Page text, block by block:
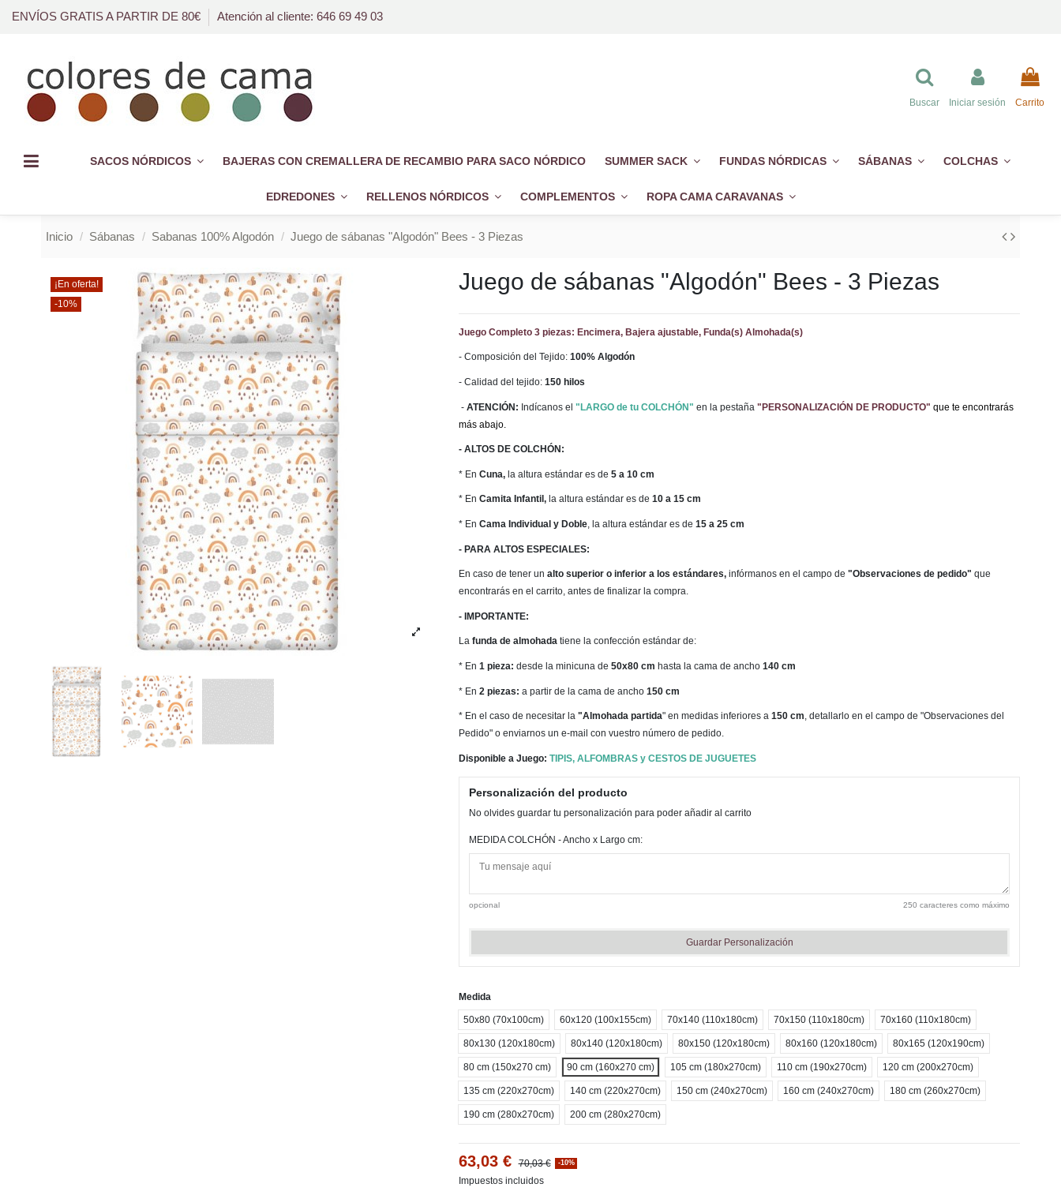
ENVÍOS GRATIS A PARTIR DE 80€ Atención al cliente: 646 69 49 03
Buscar Iniciar sesión Carrito
SACOS NÓRDICOS BAJERAS CON CREMALLERA DE RECAMBIO PARA SACO NÓRDICO SUMMER SACK FUNDAS NÓRDICAS SÁBANAS COLCHAS
EDREDONES RELLENOS NÓRDICOS COMPLEMENTOS ROPA CAMA CARAVANAS
Inicio Sábanas Sabanas 100% Algodón Juego de sábanas "Algodón" Bees - 3 Piezas
¡En oferta!
-10%
Juego de sábanas "Algodón" Bees - 3 Piezas
Juego Completo 3 piezas: Encimera, Bajera ajustable, Funda(s) Almohada(s)
- Composición del Tejido:100% Algodón
- Calidad del tejido: 150 hilos
-ATENCIÓN: Indícanos el"LARGO de tu COLCHÓN" en la pestaña"PERSONALIZACIÓN DE PRODUCTO" que te encontrarás
más abajo.
- ALTOS DE COLCHÓN:
* EnCuna,la altura estándar es de5 a 10 cm
* EnCamita Infantil, la altura estándar es de10 a 15 cm
* EnCama Individual y Doble, la altura estándar es de15 a 25 cm
- PARA ALTOS ESPECIALES:
En caso de tener unalto superior o inferior a los estándares,infórmanos en el campo de "Observaciones de pedido"que
encontrarás en el carrito, antes de finalizar la compra.
- IMPORTANTE:
Lafunda de almohada tiene la confección estándar de:
* En1 pieza: desde la minicuna de50x80 cm hasta la cama de ancho140 cm
* En2 piezas: a partir de la cama de ancho150 cm
* En el caso de necesitar la"Almohada partida" en medidas inferiores a150 cm, detallarlo en el campo de "Observaciones del
Pedido" o enviarnos un e-mail con vuestro número de pedido.
Disponible a Juego:TIPIS, ALFOMBRAS y CESTOS DE JUGUETES
Personalización del producto
No olvides guardar tu personalización para poder añadir al carrito
MEDIDA COLCHÓN - Ancho x Largo cm:
opcional 250 caracteres como máximo
Guardar Personalización
Medida
50x80 (70x100cm) 60x120 (100x155cm) 70x140 (110x180cm) 70x150 (110x180cm) 70x160 (110x180cm)
80x130 (120x180cm) 80x140 (120x180cm) 80x150 (120x180cm) 80x160 (120x180cm) 80x165 (120x190cm)
80 cm (150x270 cm) 90 cm (160x270 cm) 105 cm (180x270cm) 110 cm (190x270cm) 120 cm (200x270cm)
135 cm (220x270cm) 140 cm (220x270cm) 150 cm (240x270cm) 160 cm (240x270cm) 180 cm (260x270cm)
190 cm (280x270cm) 200 cm (280x270cm)
63,03 € 70,03 € -10%
Impuestos incluidos